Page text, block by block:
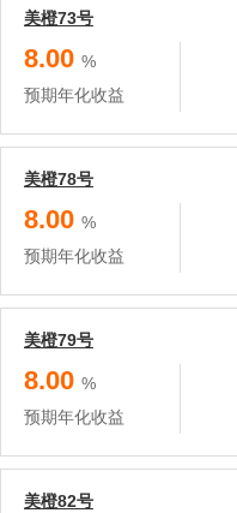
美橙73号
8.00 %
预期年化收益
美橙78号
8.00 %
预期年化收益
美橙79号
8.00 %
预期年化收益
美橙82号